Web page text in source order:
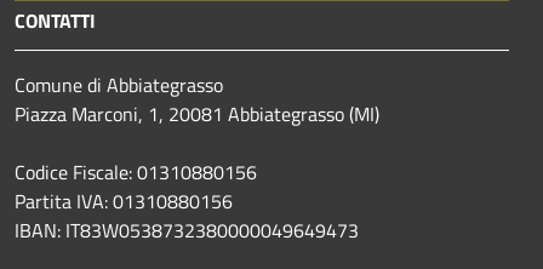
CONTATTI
Comune di Abbiategrasso
Piazza Marconi, 1, 20081 Abbiategrasso (MI)
Codice Fiscale: 01310880156
Partita IVA: 01310880156
IBAN: IT83W0538732380000049649473